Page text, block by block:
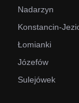
Nadarzyn
Konstancin-
Łomianki
Józefów
Sulejówek